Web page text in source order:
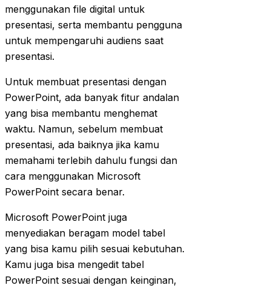
menggunakan file digital untuk
presentasi, serta membantu pengguna
untuk mempengaruhi audiens saat
presentasi.
Untuk membuat presentasi dengan
PowerPoint, ada banyak fitur andalan
yang bisa membantu menghemat
waktu. Namun, sebelum membuat
presentasi, ada baiknya jika kamu
memahami terlebih dahulu fungsi dan
cara menggunakan Microsoft
PowerPoint secara benar.
Microsoft PowerPoint juga
menyediakan beragam model tabel
yang bisa kamu pilih sesuai kebutuhan.
Kamu juga bisa mengedit tabel
PowerPoint sesuai dengan keinginan,